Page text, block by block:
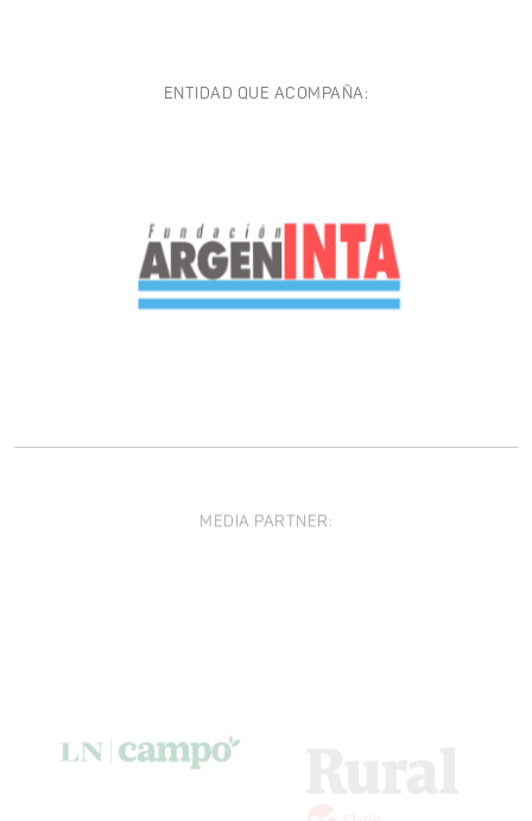
ENTIDAD QUE ACOMPAÑA:
MEDIA PARTNER: